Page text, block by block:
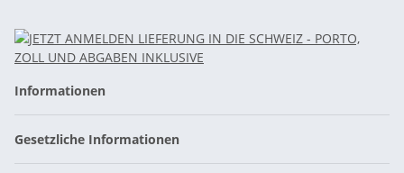
Informationen
Gesetzliche Informationen